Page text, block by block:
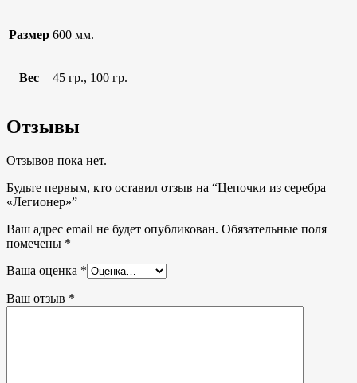
Размер 600 мм.
Вес 45 гр., 100 гр.
Отзывы
Отзывов пока нет.
Будьте первым, кто оставил отзыв на “Цепочки из серебра
«Легионер»”
Ваш адрес email не будет опубликован. Обязательные поля
помечены *
Ваша оценка *
Ваш отзыв *